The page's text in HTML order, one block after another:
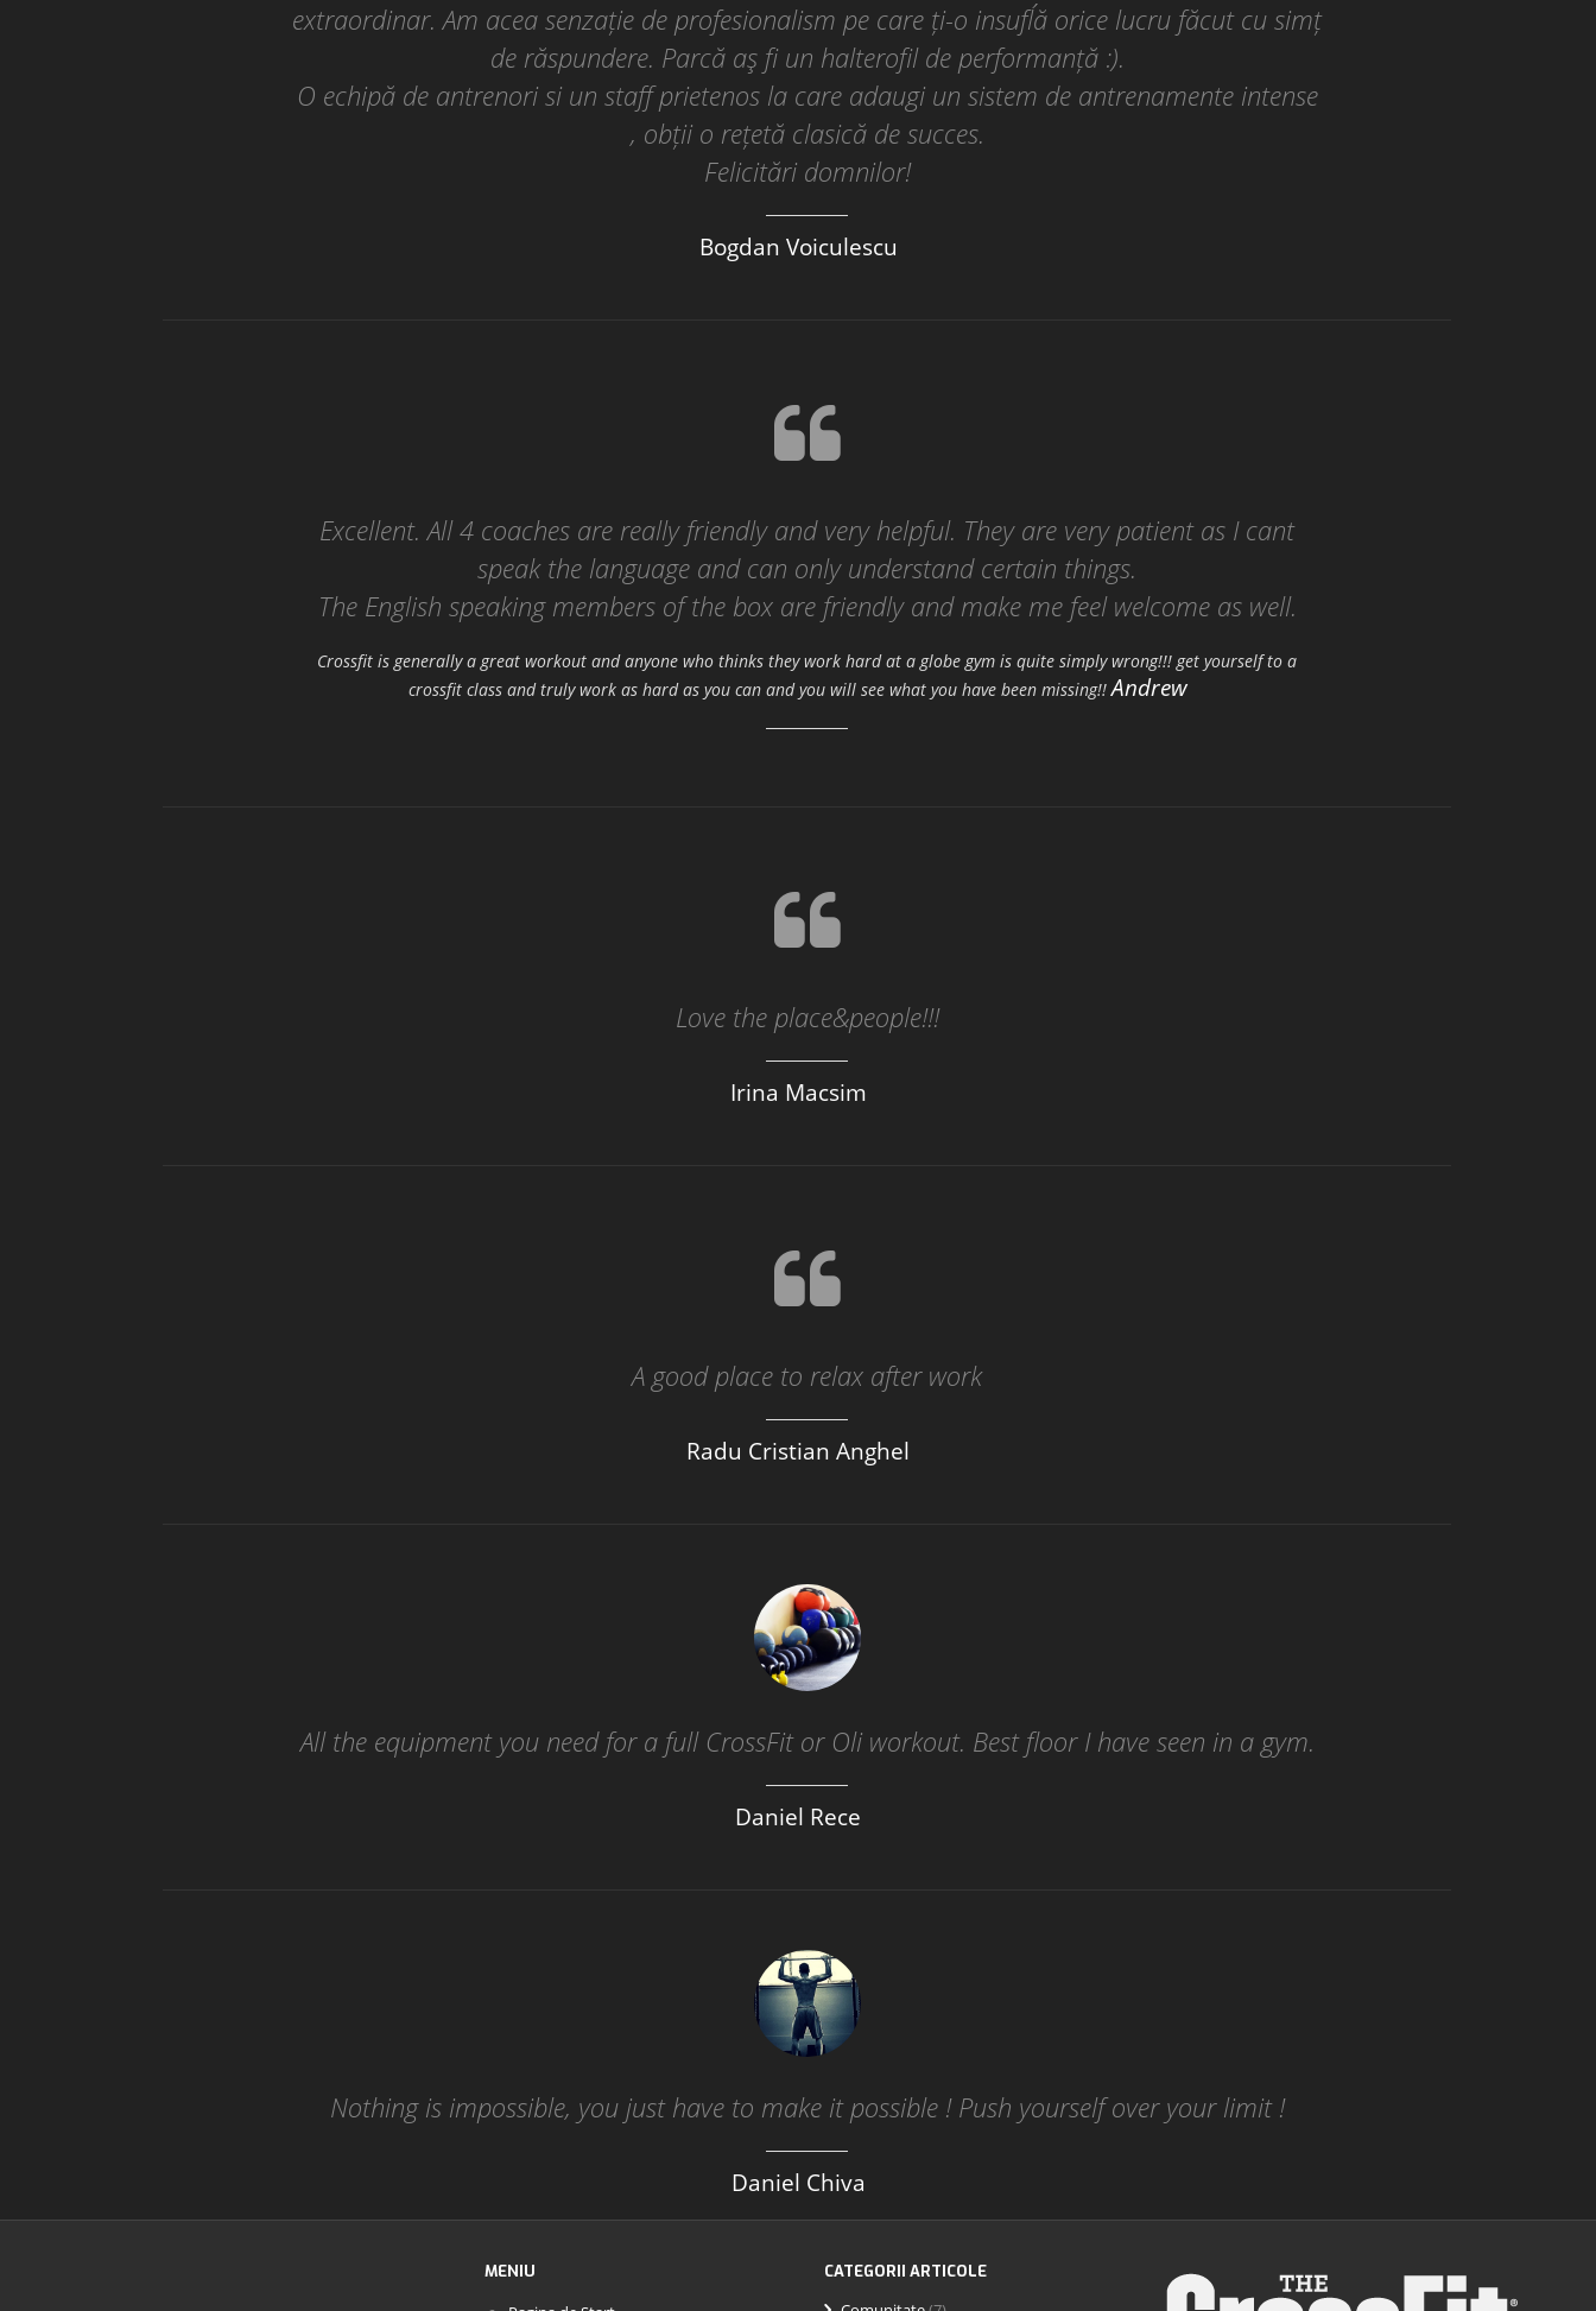
extraordinar. Am acea senzație de profesionalism pe care ți-o insufĺă orice lucru făcut cu simț
de răspundere. Parcă aş fi un halterofil de performanță :).
O echipă de antrenori si un staff prietenos la care adaugi un sistem de antrenamente intense
, obții o rețetă clasică de succes.
Felicitări domnilor!
Bogdan Voiculescu
Excellent. All 4 coaches are really friendly and very helpful. They are very patient as I cant
speak the language and can only understand certain things.
The English speaking members of the box are friendly and make me feel welcome as well.
Crossfit is generally a great workout and anyone who thinks they work hard at a globe gym is quite simply wrong!!! get yourself to a
crossfit class and truly work as hard as you can and you will see what you have been missing!!Andrew
Love the place&people!!!
Irina Macsim
A good place to relax after work
Radu Cristian Anghel
All the equipment you need for a full CrossFit or Oli workout. Best floor I have seen in a gym.
Daniel Rece
Nothing is impossible, you just have to make it possible ! Push yourself over your limit !
Daniel Chiva
MENIU CATEGORII ARTICOLE